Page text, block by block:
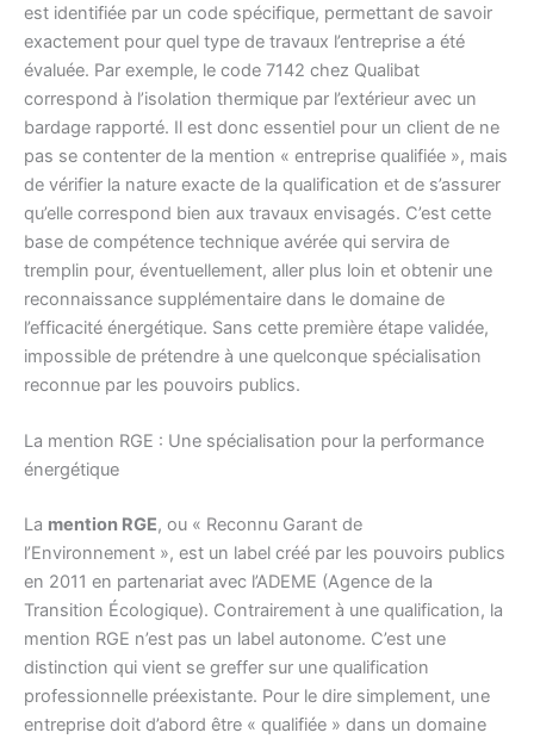
est identifiée par un code spécifique, permettant de savoir
exactement pour quel type de travaux l’entreprise a été
évaluée. Par exemple, le code 7142 chez Qualibat
correspond à l’isolation thermique par l’extérieur avec un
bardage rapporté. Il est donc essentiel pour un client de ne
pas se contenter de la mention « entreprise qualifiée », mais
de vérifier la nature exacte de la qualification et de s’assurer
qu’elle correspond bien aux travaux envisagés. C’est cette
base de compétence technique avérée qui servira de
tremplin pour, éventuellement, aller plus loin et obtenir une
reconnaissance supplémentaire dans le domaine de
l’efficacité énergétique. Sans cette première étape validée,
impossible de prétendre à une quelconque spécialisation
reconnue par les pouvoirs publics.
La mention RGE : Une spécialisation pour la performance
énergétique
La mention RGE, ou « Reconnu Garant de
l’Environnement », est un label créé par les pouvoirs publics
en 2011 en partenariat avec l’ADEME (Agence de la
Transition Écologique). Contrairement à une qualification, la
mention RGE n’est pas un label autonome. C’est une
distinction qui vient se greffer sur une qualification
professionnelle préexistante. Pour le dire simplement, une
entreprise doit d’abord être « qualifiée » dans un domaine